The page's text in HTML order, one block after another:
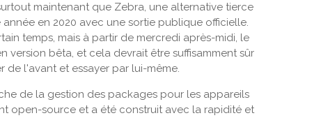
maintenant que Zebra, une alternative tierce
en 2020 avec une sortie publique officielle.
temps, mais à partir de mercredi après-midi, le
version bêta, et cela devrait être suffisamment sûr
l'avant et essayer par lui-même.
de la gestion des packages pour les appareils
open-source et a été construit avec la rapidité et